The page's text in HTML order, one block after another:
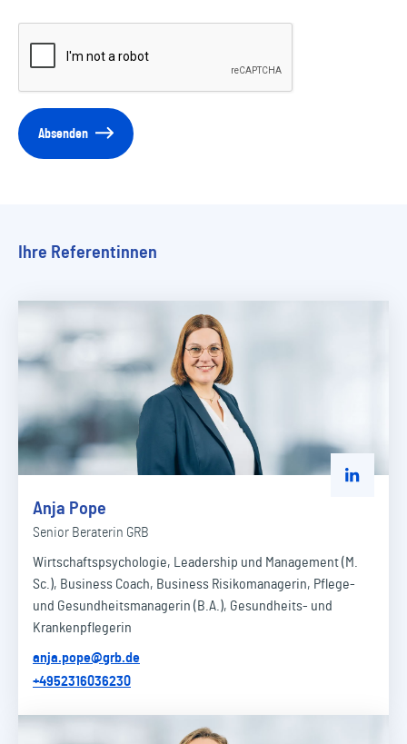
Absenden
Ihre Referentinnen
Zu
Anja Pope
Senior Beraterin GRB
Wirtschaftspsychologie, Leadership und Management (M.
Sc.), Business Coach, Business Risikomanagerin, Pflege-
und Gesundheitsmanagerin (B.A.), Gesundheits- und
Krankenpflegerin
anja.pope@grb.de
+4952316036230